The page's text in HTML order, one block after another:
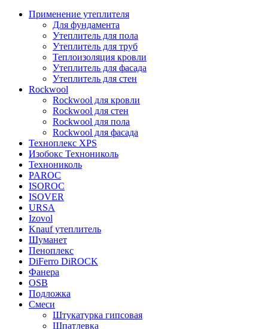
Применение утеплителя
Для фундамента
Утеплитель для пола
Утеплитель для труб
Теплоизоляция кровли
Утеплитель для фасада
Утеплитель для стен
Rockwool
Rockwool для кровли
Rockwool для стен
Rockwool для пола
Rockwool для фасада
Техноплекс XPS
Изобокс Технониколь
Технониколь
PAROC
ISOROC
ISOVER
URSA
Izovol
Knauf утеплитель
Шуманет
Пеноплекс
DiFerro DiROCK
Фанера
OSB
Подложка
Смеси
Штукатурка гипсовая
Шпатлевка